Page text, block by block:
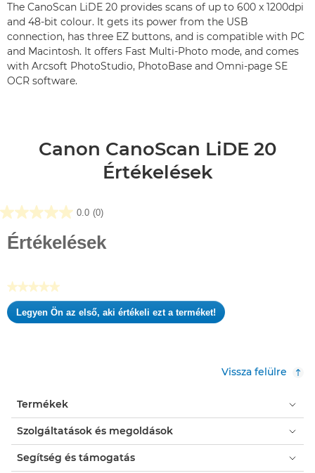
The CanoScan LiDE 20 provides scans of up to 600 x 1200dpi
and 48-bit colour. It gets its power from the USB
connection, has three EZ buttons, and is compatible with PC
and Macintosh. It offers Fast Multi-Photo mode, and comes
with Arcsoft PhotoStudio, PhotoBase and Omni-page SE
OCR software.
Canon CanoScan LiDE 20
Értékelések
0.0 (0)
0.0
elérhető
Értékelések
★★★★★
Nincs
értékelési
Legyen Ön az első, aki értékeli ezt a terméket!
.
nyitni
egy
modális
párbeszédpanelt.
Vissza felülre
Termékek
Szolgáltatások és megoldások
Segítség és támogatás